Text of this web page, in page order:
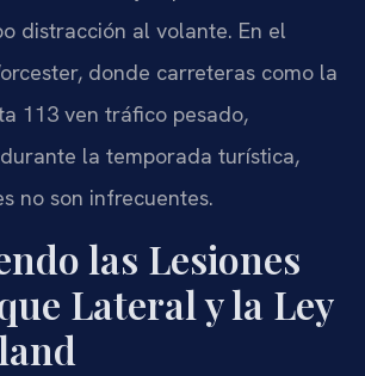
distracción al volante. En el
donde carreteras como la
113 ven tráfico pesado,
la temporada turística,
no son infrecuentes.
las Lesiones
Lateral y la Ley